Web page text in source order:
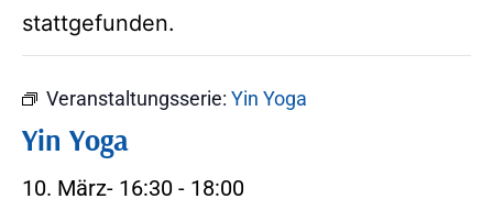
stattgefunden.
Veranstaltungsserie: Yin Yoga
Yin Yoga
10. März- 16:30 - 18:00